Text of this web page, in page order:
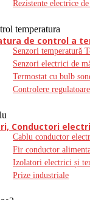
Rezistente electrice
de control a
Senzori temperatură
Senzori electrici de
Termostat cu bulb
Controlere
Conductori
Cablu conductor
Fir conductor
Izolatori electrici și
Prize industriale